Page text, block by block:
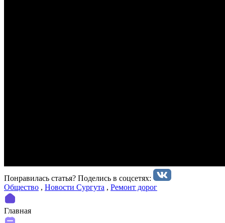
Понравилась статья? Поделиcь в соцсетях:
Общество , Новости Сургута , Ремонт дорог
Главная